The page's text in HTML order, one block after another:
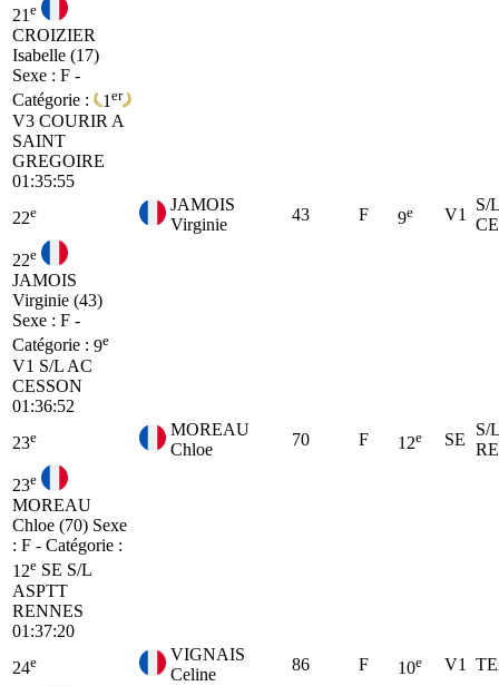
21 e
CROIZIER
Isabelle (17)
Sexe : F -
Catégorie :
1 er
V3 COURIR A
SAINT
GREGOIRE
01:35:55
22e
JAMOIS
Virginie
43 F 9e V1
S/
22e
JAMOIS
Virginie (43)
Sexe : F -
Catégorie : 9e
V1 S/L AC
CESSON
01:36:52
23e
MOREAU
Chloe
70 F 12e SE
S/
23e
MOREAU
Chloe (70) Sexe
: F - Catégorie :
12e SE S/L
ASPTT
RENNES
01:37:20
24e
VIGNAIS
Celine
86 F 10e V1